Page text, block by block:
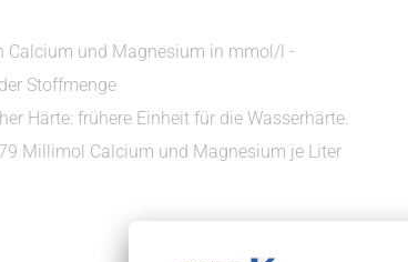
Calcium und Magnesium in mmol/l -
Stoffmenge
Härte: frühere Einheit für die Wasserhärte.
Millimol Calcium und Magnesium je Liter